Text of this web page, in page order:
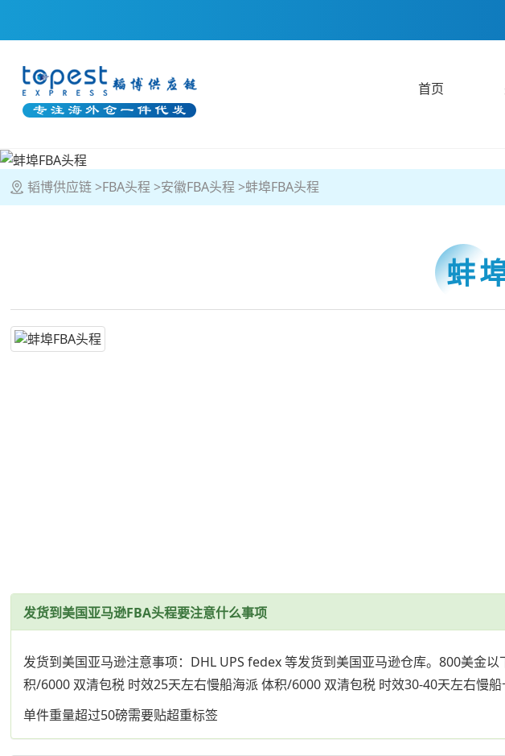
首页
韬博供应链 FBA头程 安徽FBA头程 蚌埠FBA头程
蚌
发货到美国亚马逊FBA头程要注意什么事项
发货到美国亚马逊注意事项：DHL UPS fedex 等发货到美国亚马逊仓库。800美金
积/6000 双清包税 时效25天左右慢船海派 体积/6000 双清包税 时效30-40天左右慢
单件重量超过50磅需要贴超重标签